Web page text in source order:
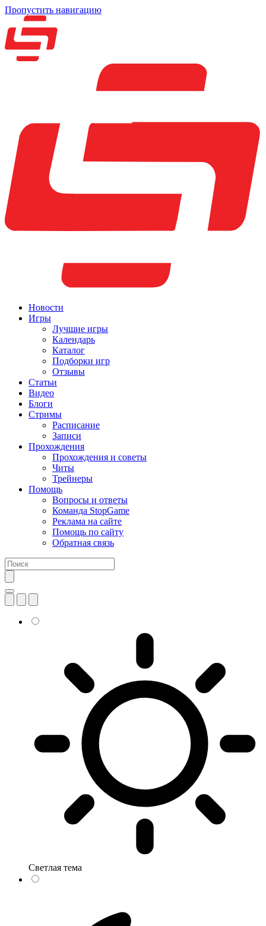
Пропустить навигацию
Новости
Игры
Лучшие игры
Календарь
Каталог
Подборки игр
Отзывы
Статьи
Видео
Блоги
Стримы
Расписание
Записи
Прохождения
Прохождения и советы
Читы
Трейнеры
Помощь
Вопросы и ответы
Команда StopGame
Реклама на сайте
Помощь по сайту
Обратная связь
Светлая тема